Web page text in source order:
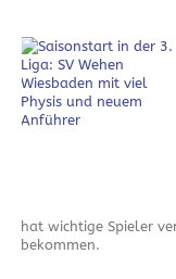
hat wichtige Spieler
bekommen.